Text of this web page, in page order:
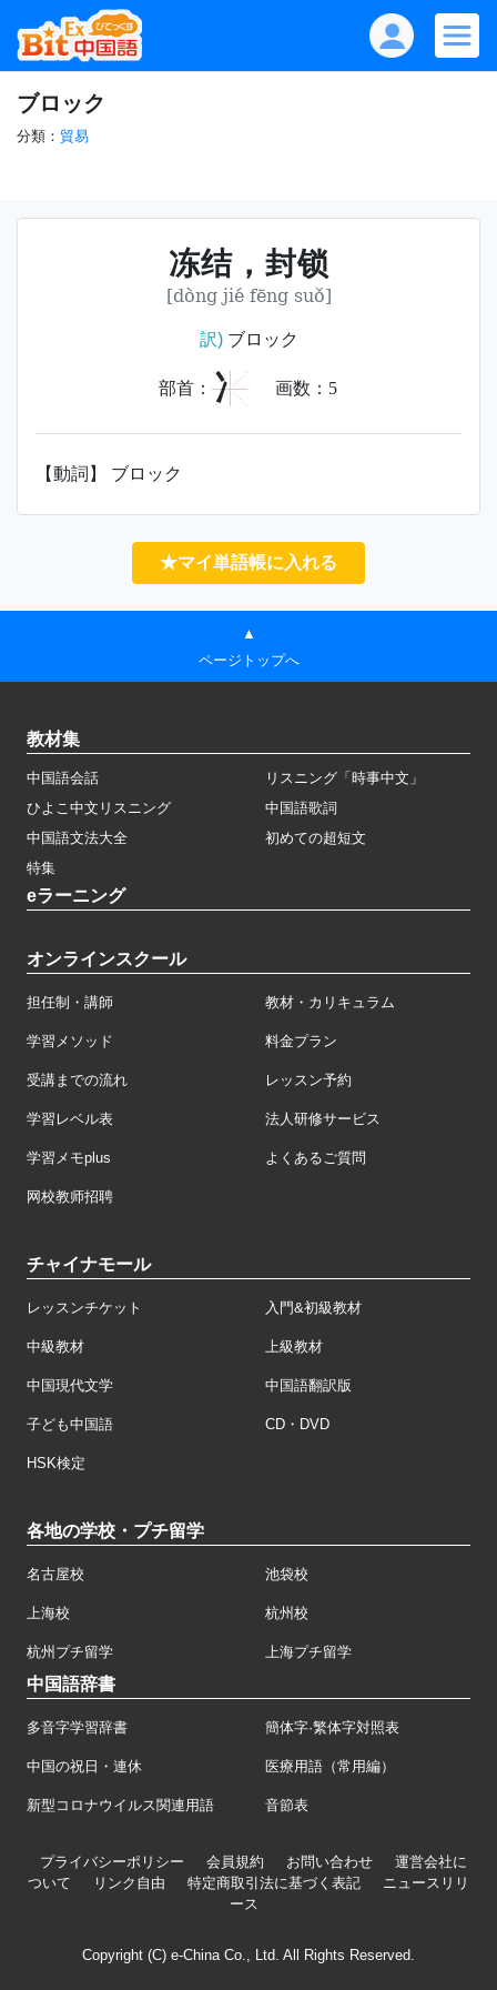
ブロック
分類： 貿易
冻结，封锁
[dòng jié fēng suǒ]
訳)ブロック
部首： 冫 画数： 5
【動詞】 ブロック
★マイ単語帳に入れる
▲
ページトップへ
教材集
中国語会話
リスニング「時事中文」
ひよこ中文リスニング
中国語歌詞
中国語文法大全
初めての超短文
特集
eラーニング
オンラインスクール
担任制・講師 教材・カリキュラム
学習メソッド 料金プラン
受講までの流れ レッスン予約
学習レベル表 法人研修サービス
学習メモplus よくあるご質問
网校教师招聘
チャイナモール
レッスンチケット 入門&初級教材
中級教材 上級教材
中国現代文学 中国語翻訳版
子ども中国語 CD・DVD
HSK検定
各地の学校・プチ留学
名古屋校 池袋校
上海校 杭州校
杭州プチ留学 上海プチ留学
中国語辞書
多音字学習辞書 簡体字·繁体字対照表
中国の祝日・連休 医療用語（常用編）
新型コロナウイルス関連用語 音節表
プライバシーポリシー 会員規約 お問い合わせ
運営会社に
ついて
リンク自由 特定商取引法に基づく表記
ニュースリリ
ース
Copyright (C) e-China Co., Ltd. All Rights Reserved.